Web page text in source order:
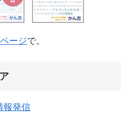
ージで。
報発信